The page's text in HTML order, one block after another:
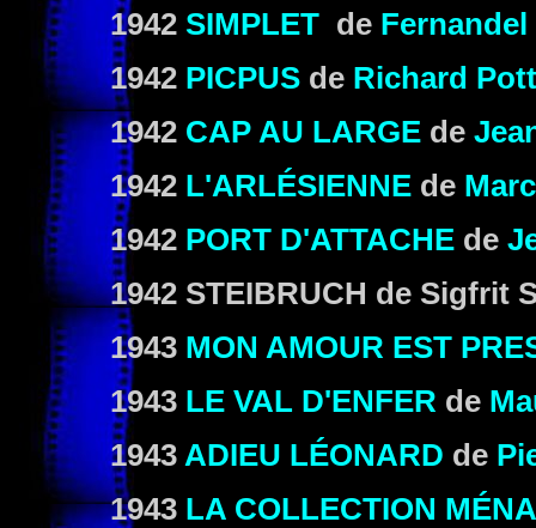
1942 SIMPLET de Fernandel
1942 PICPUS de Richard
1942 CAP AU LARGE de
1942 L'ARLÉSIENNE de
1942 PORT D'ATTACHE de
1942 STEIBRUCH de Sigfrit
1943 MON AMOUR EST
1943 LE VAL D'ENFER de
1943 ADIEU LÉONARD de
1943 LA COLLECTION